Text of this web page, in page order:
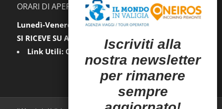
ORARI DI APERTURA AL PUBBLICO:
Lunedì-Venerdì:
9.30-12.30 / 15.00-18.00
SI RICEVE SU APPUNTAMENTO
Link Utili: Condizioni Generali |Privacy
Iscriviti alla
nostra newsletter
per rimanere
sempre